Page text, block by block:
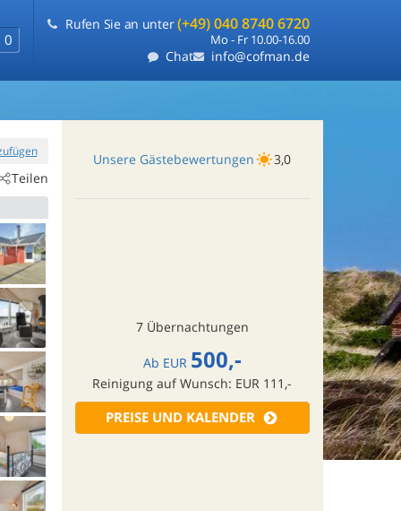
0
Rufen Sie an unter(+49) 040 8740 6720
Mo - Fr 10.00-16.00
Chat info@cofman.de
Teilen
Unsere Gästebewertungen 3,0
7 Übernachtungen
Ab EUR 500,-
Reinigung auf Wunsch: EUR 111,-
PREISE UND KALENDER